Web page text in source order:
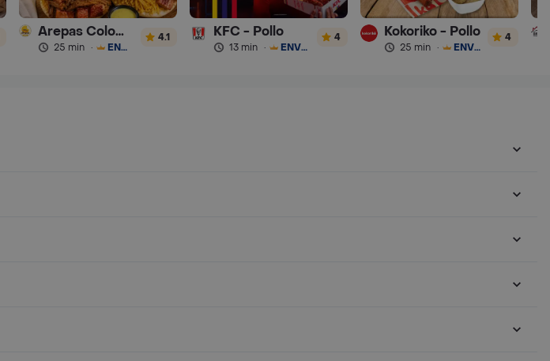
Arepas Colombianas Premium
25 min · ENVÍO GRATIS
4.1 KFC - Pollo
13 min · ENVÍO GRATIS
4 Kokoriko - Pollo
25 min · ENVÍO GRATIS
4